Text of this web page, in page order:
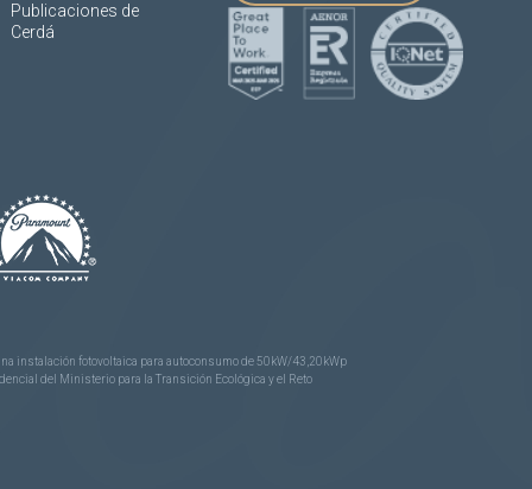
Publicaciones de
Cerdá
instalación fotovoltaica para autoconsumo de 50kW/43,20kWp
del Ministerio para la Transición Ecológica y el Reto